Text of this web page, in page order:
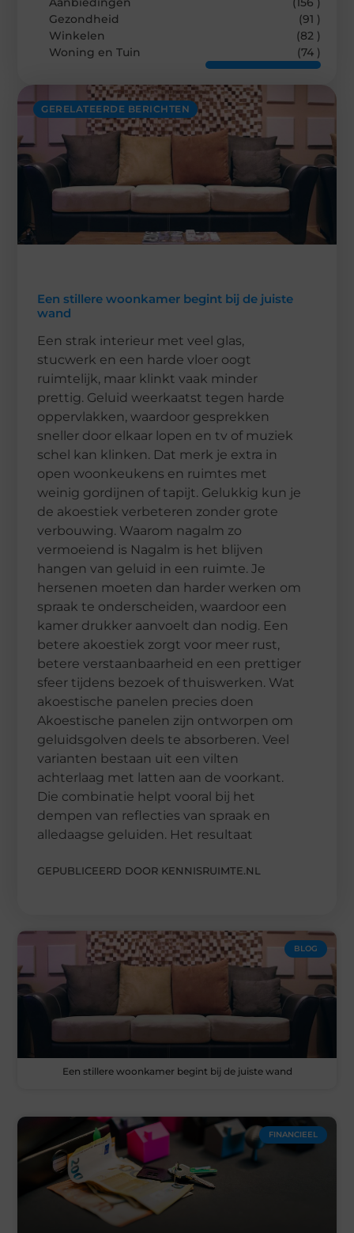
GERELATEERDE BERICHTEN
Een stillere woonkamer begint bij de juiste
wand
Een strak interieur met veel glas,
stucwerk en een harde vloer oogt
ruimtelijk, maar klinkt vaak minder
prettig. Geluid weerkaatst tegen harde
oppervlakken, waardoor gesprekken
sneller door elkaar lopen en tv of muziek
schel kan klinken. Dat merk je extra in
open woonkeukens en ruimtes met
weinig gordijnen of tapijt. Gelukkig kun je
de akoestiek verbeteren zonder grote
verbouwing. Waarom nagalm zo
vermoeiend is Nagalm is het blijven
hangen van geluid in een ruimte. Je
hersenen moeten dan harder werken om
spraak te onderscheiden, waardoor een
kamer drukker aanvoelt dan nodig. Een
betere akoestiek zorgt voor meer rust,
betere verstaanbaarheid en een prettiger
sfeer tijdens bezoek of thuiswerken. Wat
akoestische panelen precies doen
Akoestische panelen zijn ontworpen om
geluidsgolven deels te absorberen. Veel
varianten bestaan uit een vilten
achterlaag met latten aan de voorkant.
Die combinatie helpt vooral bij het
dempen van reflecties van spraak en
alledaagse geluiden. Het resultaat
GEPUBLICEERD DOOR KENNISRUIMTE.NL
Gezondheid
(91 )
Winkelen
(82 )
Woning en Tuin
(74 )
BLOG
Een stillere woonkamer begint bij de juiste wand
FINANCIEEL